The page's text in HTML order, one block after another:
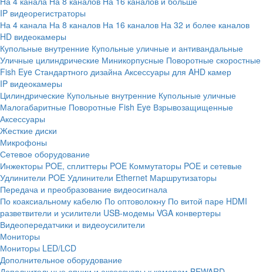
IP видеорегистраторы
На 4 канала На 8 каналов На 16 каналов На 32 и более каналов
HD видеокамеры
Купольные внутренние Купольные уличные и антивандальные
Уличные цилиндрические Миникорпусные Поворотные скоростные
Fish Eye Стандартного дизайна Аксессуары для AHD камер
IP видеокамеры
Цилиндрические Купольные внутренние Купольные уличные
Малогабаритные Поворотные Fish Eye Взрывозащищенные
Аксессуары
Жесткие диски
Микрофоны
Сетевое оборудование
Инжекторы POE, сплиттеры POE Коммутаторы POE и сетевые
Удлинители POE Удлинители Ethernet Маршрутизаторы
Передача и преобразование видеосигнала
По коаксиальному кабелю По оптоволокну По витой паре HDMI
разветвители и усилители USB-модемы VGA конвертеры
Видеопередатчики и видеоусилители
Мониторы
Мониторы LED/LCD
Дополнительное оборудование